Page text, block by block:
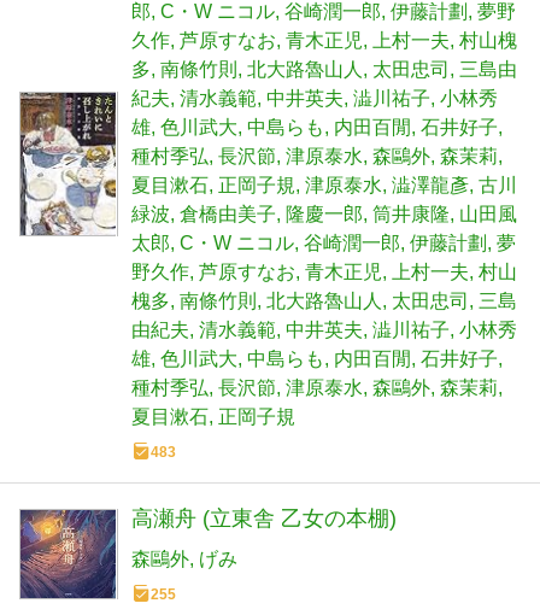
郎 C・W ニコル 谷崎潤一郎 伊藤計劃
夢野
久作 芦原すなお 青木正児 上村一夫 村山槐
多 南條竹則 北大路魯山人 太田忠司
三島由
紀夫 清水義範 中井英夫 澁川祐子 小林秀
雄 色川武大 中島らも 内田百閒 石井好子
種村季弘 長沢節 津原泰水 森鷗外 森茉莉
夏目漱石 正岡子規 津原泰水 澁澤龍彥 古川
緑波 倉橋由美子 隆慶一郎 筒井康隆 山田風
太郎 C・W ニコル 谷崎潤一郎 伊藤計劃
夢
野久作 芦原すなお 青木正児 上村一夫 村山
槐多 南條竹則 北大路魯山人 太田忠司
三島
由紀夫 清水義範 中井英夫 澁川祐子 小林秀
雄 色川武大 中島らも 内田百閒 石井好子
種村季弘 長沢節 津原泰水 森鷗外 森茉莉
夏目漱石 正岡子規
483
高瀬舟 (立東舎 乙女の本棚)
森鷗外 げみ
255